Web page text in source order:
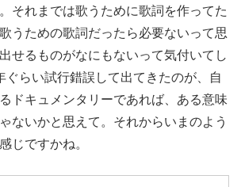
それまでは歌うために歌詞を作ってた
うための歌詞だったら必要ないって思
せるものがなにもないって気付いてし
ぐらい試行錯誤して出てきたのが、自
ドキュメンタリーであれば、ある意味
ないかと思えて。それからいまのよう
じですかね。